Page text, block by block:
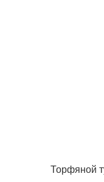
Торфяной